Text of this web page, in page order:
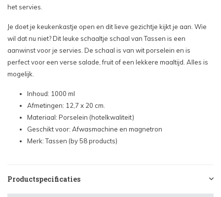
het servies.
Je doet je keukenkastje open en dit lieve gezichtje kijkt je aan. Wie
wil dat nu niet? Dit leuke schaaltje schaal van Tassen is een
aanwinst voor je servies. De schaal is van wit porselein en is
perfect voor een verse salade, fruit of een lekkere maaltijd. Alles is
mogelijk.
Inhoud: 1000 ml
Afmetingen: 12,7 x 20 cm.
Materiaal: Porselein (hotelkwaliteit)
Geschikt voor: Afwasmachine en magnetron
Merk: Tassen (by 58 products)
Productspecificaties